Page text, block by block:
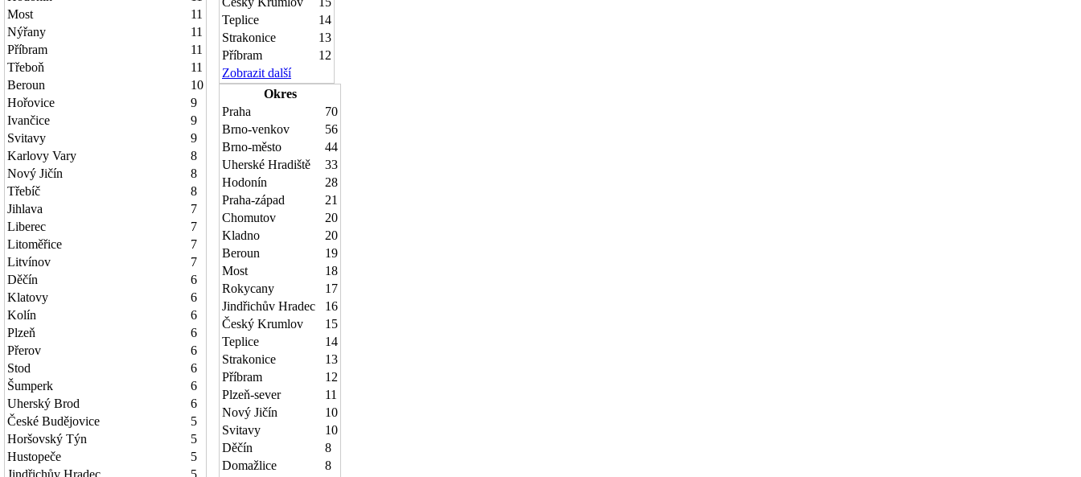
Most
11
Nýřany
11
Příbram
11
Třeboň
11
Beroun
10
Hořovice
9
Ivančice
9
Svitavy
9
Karlovy Vary
8
Nový Jičín
8
Třebíč
8
Jihlava
7
Liberec
7
Litoměřice
7
Litvínov
7
Děčín
6
Klatovy
6
Kolín
6
Plzeň
6
Přerov
6
Stod
6
Šumperk
6
Uherský Brod
6
České Budějovice
5
Horšovský Týn
5
Hustopeče
5
Jindřichův Hradec
5
Teplice
14
Strakonice
13
Příbram
12
Zobrazit další
Okres
Praha
70
Brno-venkov
56
Brno-město
44
Uherské Hradiště
33
Hodonín
28
Praha-západ
21
Chomutov
20
Kladno
20
Beroun
19
Most
18
Rokycany
17
Jindřichův Hradec
16
Český Krumlov
15
Teplice
14
Strakonice
13
Příbram
12
Plzeň-sever
11
Nový Jičín
10
Svitavy
10
Děčín
8
Domažlice
8